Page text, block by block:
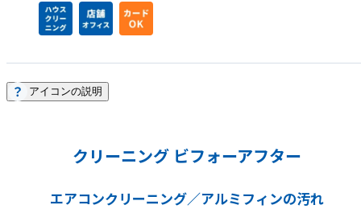
アイコンの説明
クリーニング ビフォーアフター
エアコンクリーニング／アルミフィンの汚れ